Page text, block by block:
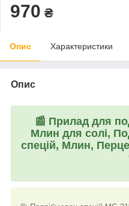
970 ₴
Опис Характеристики
Опис
📰 Прилад для
Млин для солі,
спецій, Млин,